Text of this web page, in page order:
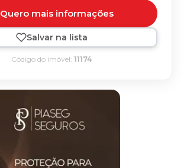
Quero mais informações
Salvar na lista
Código do imóvel: 11174